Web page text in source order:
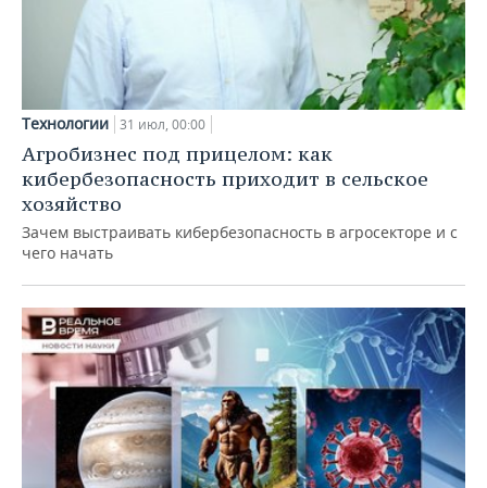
Технологии 31 июл, 00:00
Агробизнес под прицелом: как
кибербезопасность приходит в сельское
хозяйство
Зачем выстраивать кибербезопасность в агросекторе и с
чего начать